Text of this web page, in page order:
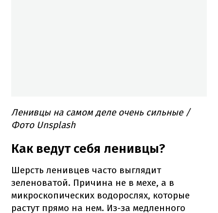
Ленивцы на самом деле очень сильные /
Фото Unsplash
Как ведут себя ленивцы?
Шерсть ленивцев часто выглядит
зеленоватой. Причина не в мехе, а в
микроскопических водорослях, которые
растут прямо на нем. Из-за медленного